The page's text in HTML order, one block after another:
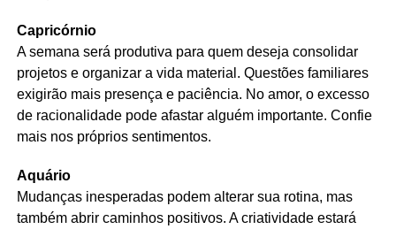
Capricórnio
A semana será produtiva para quem deseja consolidar
projetos e organizar a vida material. Questões familiares
exigirão mais presença e paciência. No amor, o excesso
de racionalidade pode afastar alguém importante. Confie
mais nos próprios sentimentos.
Aquário
Mudanças inesperadas podem alterar sua rotina, mas
também abrir caminhos positivos. A criatividade estará